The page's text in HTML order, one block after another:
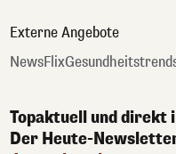
Externe Angebote
NewsFlix
Topaktuell und direkt
Der Heute-